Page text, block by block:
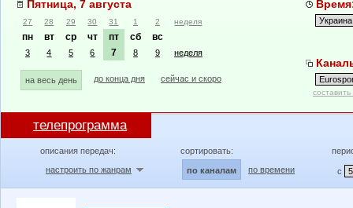
Пятница, 7 августа
27 28 29 30 31 1 2 неделя
пн вт ср чт пт сб вс
3 4 5 6 7 8 9 неделя
на весь день до конца дня сейчас и скоро
телепрограмма
описания передач:
настроить по жанрам
сортировать:
по каналам по времени с